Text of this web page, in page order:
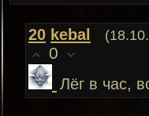
20 kebal
0
Лёг в час,